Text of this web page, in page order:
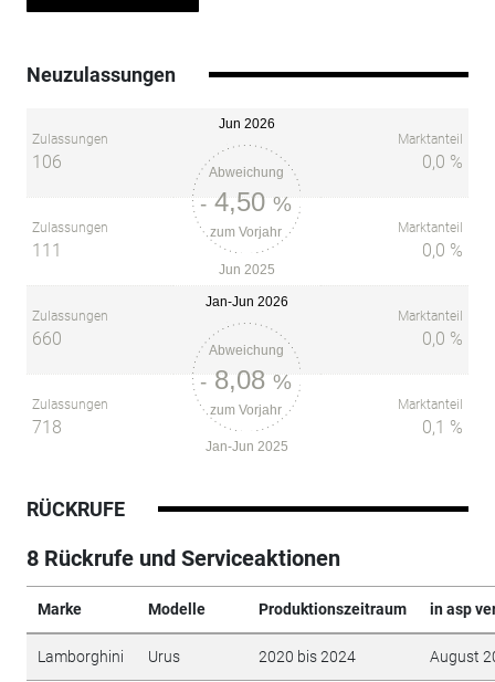
Neuzulassungen
Zulassungen
106 Abweichung
-4,50%
zum Vorjahr
Jun 2026
Marktanteil
0,0 %
Zulassungen
111
Jun 2025
Marktanteil
0,0 %
Zulassungen
660
Abweichung
-8,08%
zum Vorjahr
Jan-Jun 2026
Marktanteil
0,0 %
Zulassungen
718
Jan-Jun 2025
Marktanteil
0,1 %
RÜCKRUFE
8 Rückrufe und Serviceaktionen
Marke Modelle Produktionszeitraum in asp
Lamborghini Urus 2020 bis 2024 August